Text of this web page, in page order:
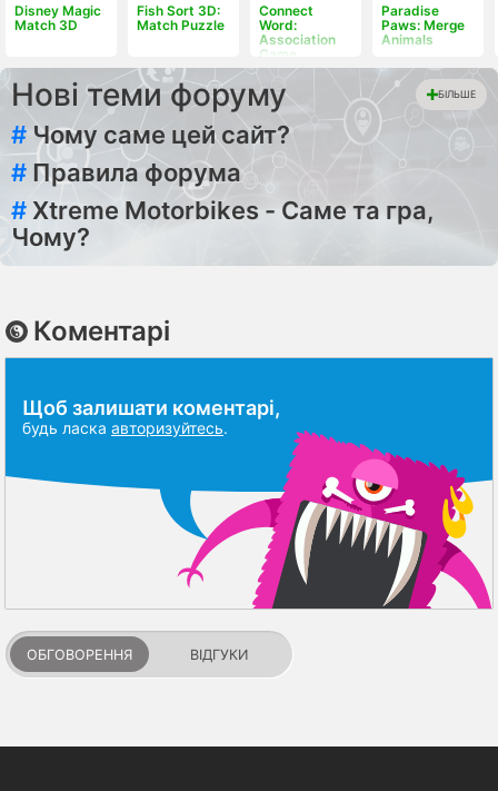
Disney Magic
Match 3D
Fish Sort 3D:
Match Puzzle
Connect
Word:
Association
Game
Paradise
Paws: Merge
Animals
Нові теми форуму БІЛЬШЕ
# Чому саме цей сайт?
# Правила форума
# Xtreme Motorbikes - Саме та гра,
Чому?
Коментарі
Щоб залишати коментарі,
будь ласка авторизуйтесь.
ОБГОВОРЕННЯ ВІДГУКИ